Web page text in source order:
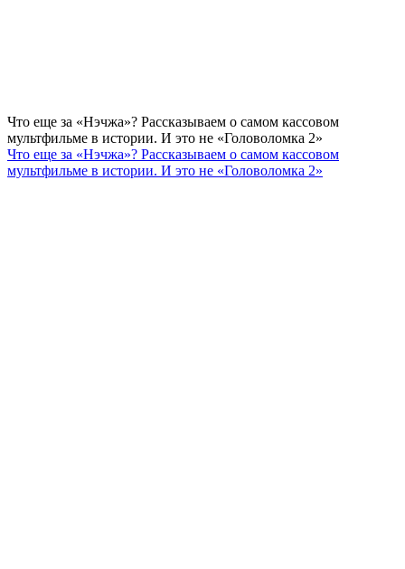
Что еще за «Нэчжа»? Рассказываем о самом кассовом
мультфильме в истории. И это не «Головоломка 2»
Что еще за «Нэчжа»? Рассказываем о самом кассовом
мультфильме в истории. И это не «Головоломка 2»